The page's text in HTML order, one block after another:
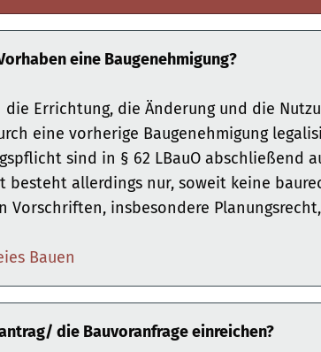
eine Baugenehmigung?
die Errichtung, die Änderung und die
eine vorherige Baugenehmigung
sind in § 62 LBauO abschließend
besteht allerdings nur, soweit keine
insbesondere
Bauen
die Bauvoranfrage einreichen?